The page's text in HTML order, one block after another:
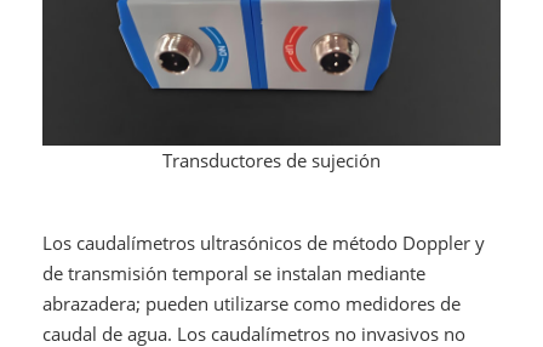
Transductores de sujeción
Los caudalímetros ultrasónicos de método Doppler y
de transmisión temporal se instalan mediante
abrazadera; pueden utilizarse como medidores de
caudal de agua. Los caudalímetros no invasivos no